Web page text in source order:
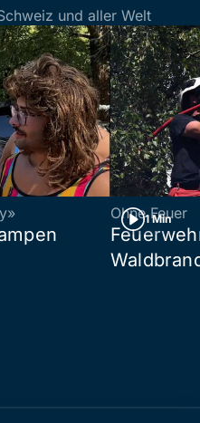
und aller Welt
1 Min
Ohne Feuer